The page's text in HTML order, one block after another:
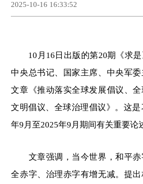
2025-10-16 16:33:52
10月16日出版的第20期《求是
中央总书记、国家主席、中央军
文章《推动落实全球发展倡议、
文明倡议、全球治理倡议》。这是
年9月至2025年9月期间有关重要论
文章强调，当今世界，和平赤
全赤字、治理赤字有增无减。提